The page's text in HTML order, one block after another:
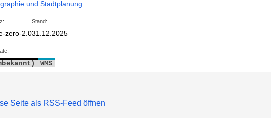
und Stadtplanung
zero-2.0
Stand:
31.12.2025
WMS
Seite als RSS-Feed öffnen